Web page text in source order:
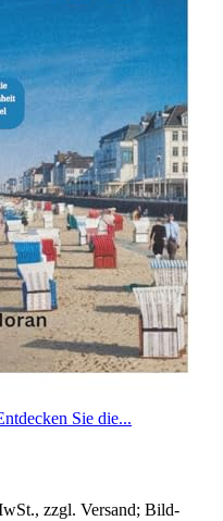
Sie die...
zzgl. Versand; Bild-